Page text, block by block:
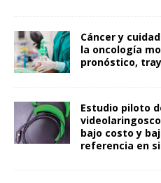
Cáncer y
la oncología
pronóstico,
Estudio piloto
bajo costo y
referencia en